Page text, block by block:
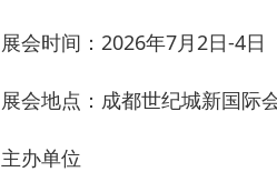
展会时间：2026年7月2日-4日
展会地点：成都世纪城新国际
主办单位